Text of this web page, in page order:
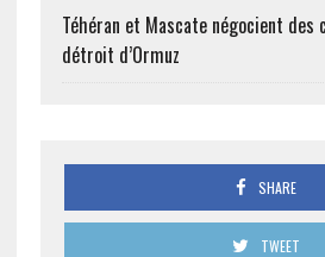
Téhéran et Mascate négocient des
détroit d’Ormuz
SHARE
TWEET